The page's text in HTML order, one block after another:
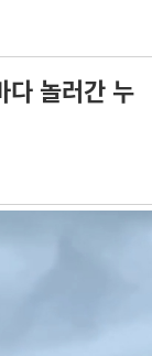
다 놀러간 누